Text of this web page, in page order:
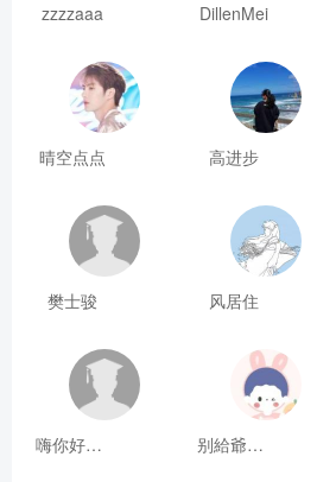
zzzzaaa DillenMei
晴空点点 高进步
樊士骏 风居住
嗨你好8mm 别給爺装纯